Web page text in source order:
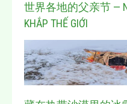
世界各地的父亲节 —
KHẮP THẾ GIỚI